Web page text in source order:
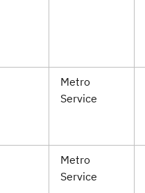
Metro
Service
Metro
Service